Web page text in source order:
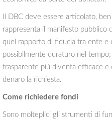
Il DBC deve essere articolato,
rappresenta il manifesto pubblico
quel rapporto di fiducia tra ente e
possibilmente duraturo nel
trasparente più diventa efficace e
denaro la richiesta.
Come richiedere fondi
Sono molteplici gli strumenti di